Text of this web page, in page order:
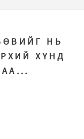
НЬ
ХҮНД